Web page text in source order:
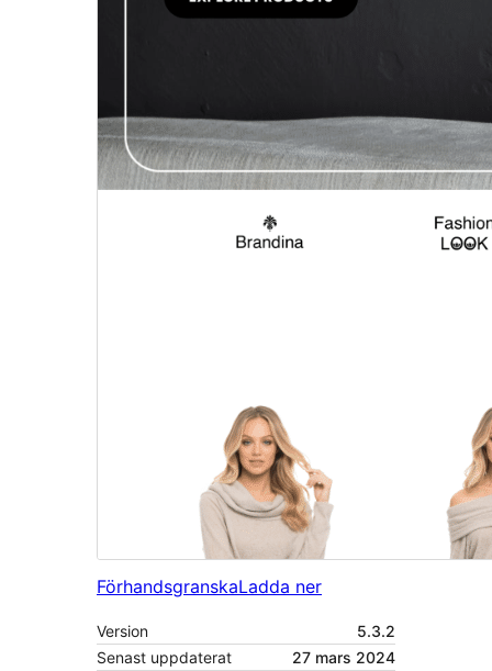
FörhandsgranskaLadda ner
Version
5.3.2
Senast uppdaterat
27 mars 2024